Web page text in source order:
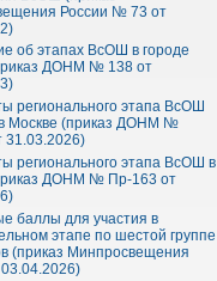
России № 73 от
об этапах ВсОШ в городе
ДОНМ № 138 от
регионального этапа ВсОШ
Москве (приказ ДОНМ №
31.03.2026)
регионального этапа ВсОШ в
ДОНМ № Пр-163 от
баллы для участия в
этапе по шестой группе
(приказ Минпросвещения